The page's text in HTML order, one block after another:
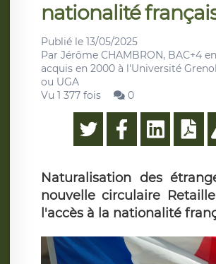
nationalité
Publié le 13/05/2025
Par Jérôme CHAMBRON, BAC+4
acquis en 2000 à l'Université
ou UGA
Vu 1 377 fois
0
Naturalisation des
nouvelle circulaire
l'accès à la nationalité